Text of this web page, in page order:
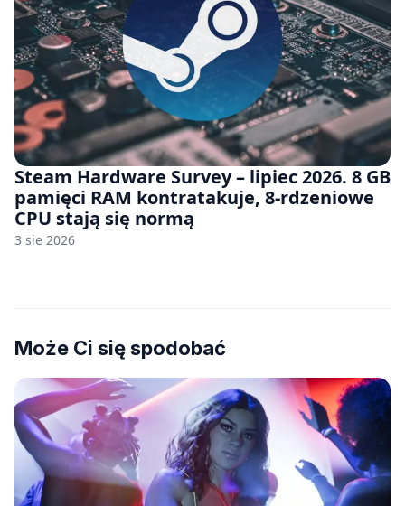
Steam Hardware Survey – lipiec 2026. 8 GB
pamięci RAM kontratakuje, 8-rdzeniowe
CPU stają się normą
3 sie 2026
Może Ci się spodobać